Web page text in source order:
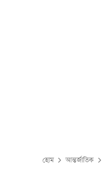
হোম আন্তর্জাতিক